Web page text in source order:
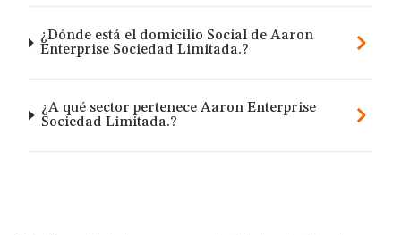
¿Dónde está el domicilio Social de Aaron
Enterprise Sociedad Limitada.?
¿A qué sector pertenece Aaron Enterprise
Sociedad Limitada.?